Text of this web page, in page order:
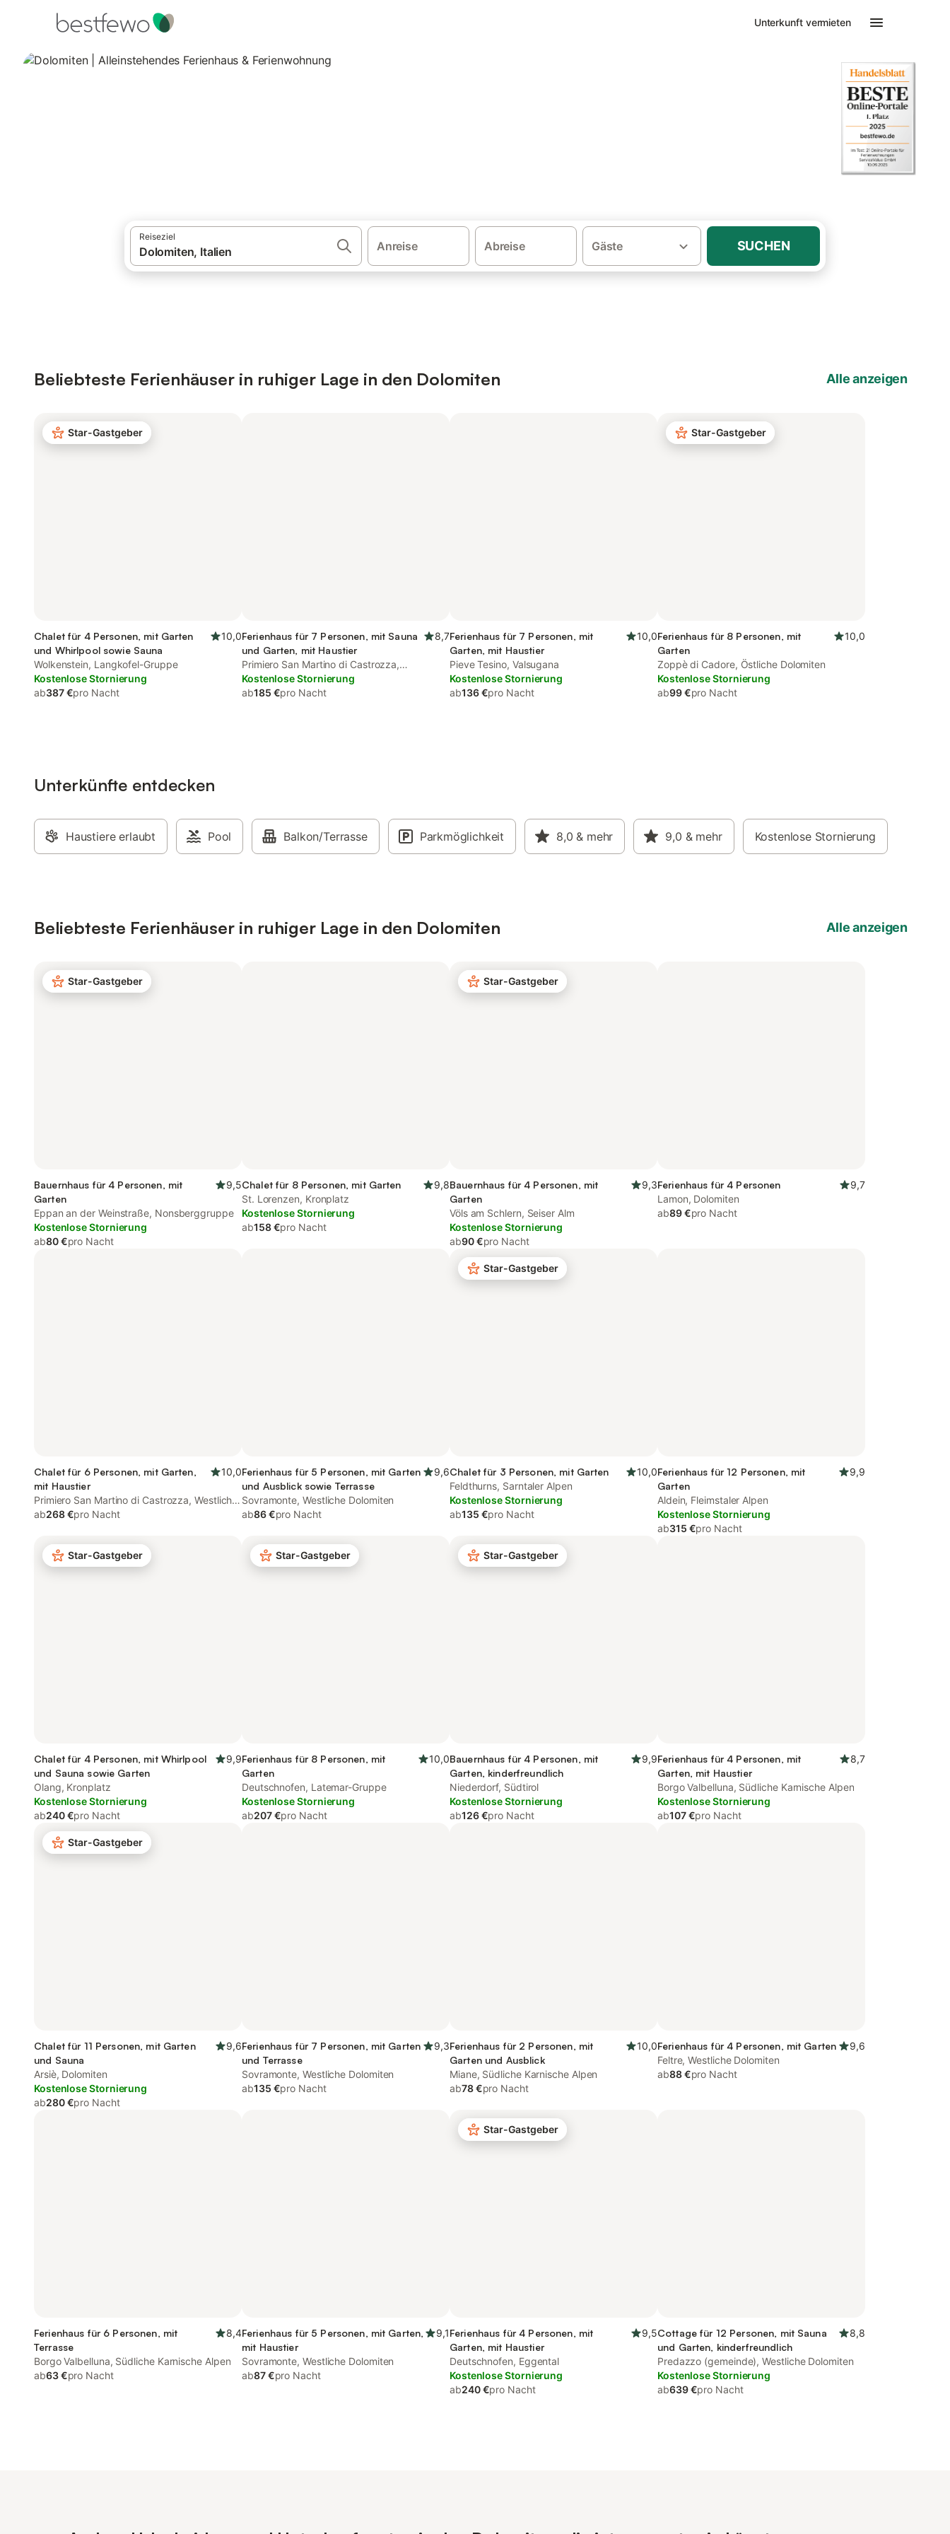
Unterkunft vermieten
Reiseziel
Anreise Abreise Gäste SUCHEN
Beliebteste Ferienhäuser in ruhiger Lage in den Dolomiten Alle anzeigen
Star-Gastgeber
Chalet für 4 Personen, mit Garten
und Whirlpool sowie Sauna
10,0
Wolkenstein, Langkofel-Gruppe
Kostenlose Stornierung
ab387 €pro Nacht
Ferienhaus für 7 Personen, mit Sauna
und Garten, mit Haustier
8,7
Primiero San Martino di Castrozza,
Fleimstaler Alpen
Kostenlose Stornierung
ab185 €pro Nacht
Ferienhaus für 7 Personen, mit
Garten, mit Haustier
10,0
Pieve Tesino, Valsugana
Kostenlose Stornierung
ab136 €pro Nacht
Star-Gastgeber
Ferienhaus für 8 Personen, mit
Garten
10,0
Zoppè di Cadore, Östliche Dolomiten
Kostenlose Stornierung
ab99 €pro Nacht
Unterkünfte entdecken
Haustiere erlaubt Pool Balkon/Terrasse Parkmöglichkeit 8,0 & mehr 9,0 & mehr Kostenlose Stornierung
Beliebteste Ferienhäuser in ruhiger Lage in den Dolomiten Alle anzeigen
Star-Gastgeber
Bauernhaus für 4 Personen, mit
Garten
9,5
Eppan an der Weinstraße, Nonsberggruppe
Kostenlose Stornierung
ab80 €pro Nacht
Chalet für 8 Personen, mit Garten
9,8
St. Lorenzen, Kronplatz
Kostenlose Stornierung
ab158 €pro Nacht
Star-Gastgeber
Bauernhaus für 4 Personen, mit
Garten
9,3
Völs am Schlern, Seiser Alm
Kostenlose Stornierung
ab90 €pro Nacht
Ferienhaus für 4 Personen
9,7
Lamon, Dolomiten
ab89 €pro Nacht
Chalet für 6 Personen, mit Garten,
mit Haustier
10,0
Primiero San Martino di Castrozza, Westliche
Dolomiten
ab268 €pro Nacht
Ferienhaus für 5 Personen, mit Garten
und Ausblick sowie Terrasse
9,6
Sovramonte, Westliche Dolomiten
ab86 €pro Nacht
Star-Gastgeber
Chalet für 3 Personen, mit Garten
10,0
Feldthurns, Sarntaler Alpen
Kostenlose Stornierung
ab135 €pro Nacht
Ferienhaus für 12 Personen, mit
Garten
9,9
Aldein, Fleimstaler Alpen
Kostenlose Stornierung
ab315 €pro Nacht
Star-Gastgeber
Chalet für 4 Personen, mit Whirlpool
und Sauna sowie Garten
9,9
Olang, Kronplatz
Kostenlose Stornierung
ab240 €pro Nacht
Star-Gastgeber
Ferienhaus für 8 Personen, mit
Garten
10,0
Deutschnofen, Latemar-Gruppe
Kostenlose Stornierung
ab207 €pro Nacht
Star-Gastgeber
Bauernhaus für 4 Personen, mit
Garten, kinderfreundlich
9,9
Niederdorf, Südtirol
Kostenlose Stornierung
ab126 €pro Nacht
Ferienhaus für 4 Personen, mit
Garten, mit Haustier
8,7
Borgo Valbelluna, Südliche Karnische Alpen
Kostenlose Stornierung
ab107 €pro Nacht
Star-Gastgeber
Chalet für 11 Personen, mit Garten
und Sauna
9,6
Arsiè, Dolomiten
Kostenlose Stornierung
ab280 €pro Nacht
Ferienhaus für 7 Personen, mit Garten
und Terrasse
9,3
Sovramonte, Westliche Dolomiten
ab135 €pro Nacht
Ferienhaus für 2 Personen, mit
Garten und Ausblick
10,0
Miane, Südliche Karnische Alpen
ab78 €pro Nacht
Ferienhaus für 4 Personen, mit Garten
9,6
Feltre, Westliche Dolomiten
ab88 €pro Nacht
Ferienhaus für 6 Personen, mit
Terrasse
8,4
Borgo Valbelluna, Südliche Karnische Alpen
ab63 €pro Nacht
Ferienhaus für 5 Personen, mit Garten,
mit Haustier
9,1
Sovramonte, Westliche Dolomiten
ab87 €pro Nacht
Star-Gastgeber
Ferienhaus für 4 Personen, mit
Garten, mit Haustier
9,5
Deutschnofen, Eggental
Kostenlose Stornierung
ab240 €pro Nacht
Cottage für 12 Personen, mit Sauna
und Garten, kinderfreundlich
8,8
Predazzo (gemeinde), Westliche Dolomiten
Kostenlose Stornierung
ab639 €pro Nacht